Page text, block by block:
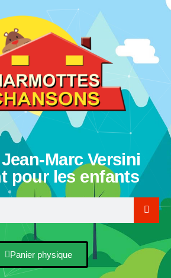
Marc Versini
pour les enfants
Panier physique